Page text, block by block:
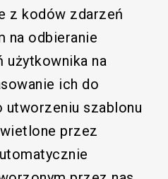
z kodów zdarzeń
na odbieranie
użytkownika na
ich do
utworzeniu szablonu
przez